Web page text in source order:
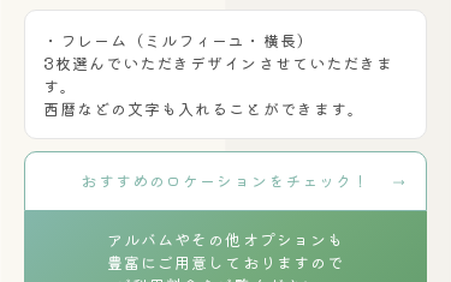
・フレーム（ミルフィーユ・横長）
3枚選んでいただきデザインさせていただきま
す。
西暦などの文字も入れることができます。
おすすめのロケーションをチェック！
アルバムやその他オプションも
豊富にご用意しておりますので